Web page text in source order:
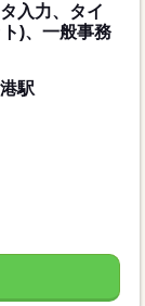
入力、タイ
)、一般事務
駅